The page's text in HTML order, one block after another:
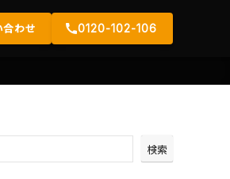
合わせ 0120-102-106
検索